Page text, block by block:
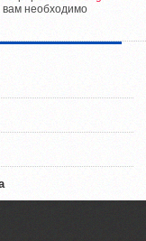
вам необходимо